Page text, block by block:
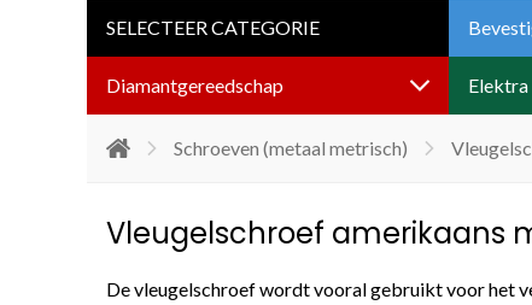
SELECTEER CATEGORIE
Diamantgereedschap Elektra
Schroeven (metaal metrisch)
Vleugelschroef amerikaans
De vleugelschroef wordt vooral gebruikt voor het